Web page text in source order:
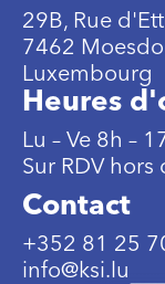
29B, Rue
7462
Luxembourg
Heures
Lu – Ve 8h –
Sur RDV hors
Contact
+352 81 25
info@ksi.lu